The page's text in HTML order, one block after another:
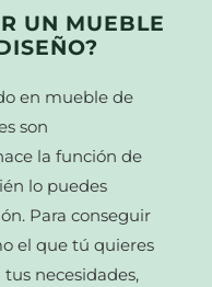
UN MUEBLE
en mueble de
son
la función de
lo puedes
Para conseguir
el que tú quieres
necesidades,